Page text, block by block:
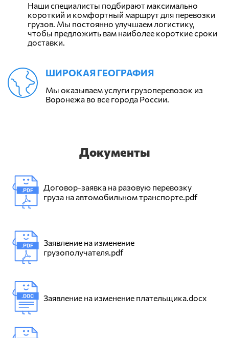
Наши специалисты подбирают максимально
короткий и комфортный маршрут для перевозки
грузов. Мы постоянно улучшаем логистику,
чтобы предложить вам наиболее короткие сроки
доставки.
ШИРОКАЯ ГЕОГРАФИЯ
Мы оказываем услуги грузоперевозок из
Воронежа во все города России.
Документы
Договор-заявка на разовую перевозку
груза на автомобильном транспорте.pdf
Заявление на изменение
грузополучателя.pdf
Заявление на изменение плательщика.docx